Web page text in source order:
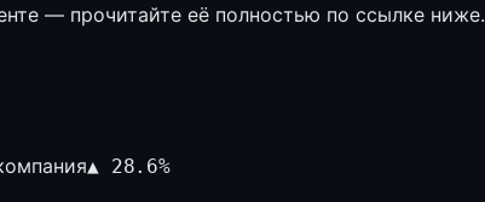
— прочитайте её полностью по ссылке ниже.
▲ 28.6%